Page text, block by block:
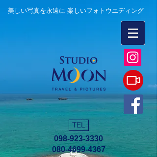
美しい写真を永遠に 楽しいフォトウエディング
TEL
098-923-3330
080-4699-4367